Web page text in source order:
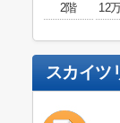
2階
12
スカイツ